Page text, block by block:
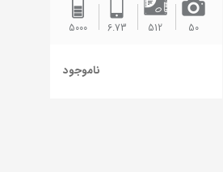
50
512
6.73
5000
ناموجود